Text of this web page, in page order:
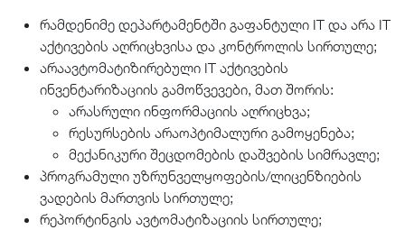
რამდენიმე დეპარტამენტში გაფანტული IT და არა IT
აქტივების აღრიცხვისა და კონტროლის სირთულე;
არაავტომატიზირებული IT აქტივების
ინვენტარიზაციის გამოწვევები, მათ შორის:
არასრული ინფორმაციის აღრიცხვა;
რესურსების არაოპტიმალური გამოყენება;
მექანიკური შეცდომების დაშვების სიმრავლე;
პროგრამული უზრუნველყოფების/ლიცენზიების
ვადების მართვის სირთულე;
რეპორტინგის ავტომატიზაციის სირთულე;